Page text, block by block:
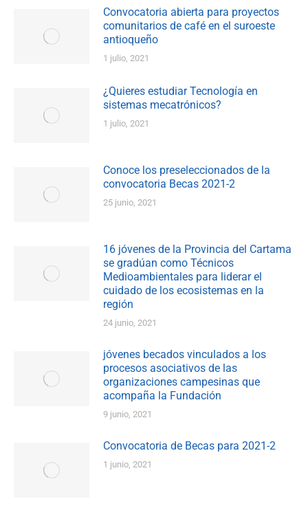
Convocatoria abierta para proyectos
comunitarios de café en el suroeste
antioqueño
1 julio, 2021
¿Quieres estudiar Tecnología en
sistemas mecatrónicos?
1 julio, 2021
Conoce los preseleccionados de la
convocatoria Becas 2021-2
25 junio, 2021
16 jóvenes de la Provincia del Cartama
se gradúan como Técnicos
Medioambientales para liderar el
cuidado de los ecosistemas en la
región
24 junio, 2021
jóvenes becados vinculados a los
procesos asociativos de las
organizaciones campesinas que
acompaña la Fundación
9 junio, 2021
Convocatoria de Becas para 2021-2
1 junio, 2021